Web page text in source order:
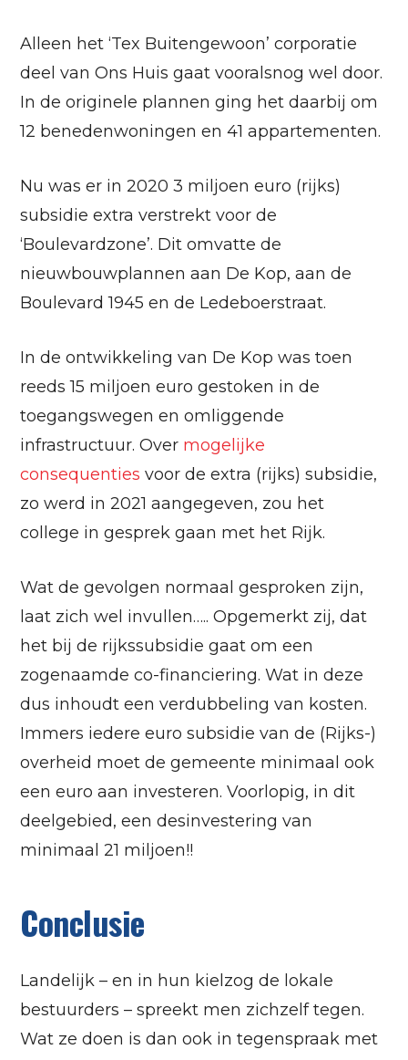
Alleen het ‘Tex Buitengewoon’ corporatie
deel van Ons Huis gaat vooralsnog wel door.
In de originele plannen ging het daarbij om
12 benedenwoningen en 41 appartementen.
Nu was er in 2020 3 miljoen euro (rijks)
subsidie extra verstrekt voor de
‘Boulevardzone’. Dit omvatte de
nieuwbouwplannen aan De Kop, aan de
Boulevard 1945 en de Ledeboerstraat.
In de ontwikkeling van De Kop was toen
reeds 15 miljoen euro gestoken in de
toegangswegen en omliggende
infrastructuur. Over mogelijke
consequenties voor de extra (rijks) subsidie,
zo werd in 2021 aangegeven, zou het
college in gesprek gaan met het Rijk.
Wat de gevolgen normaal gesproken zijn,
laat zich wel invullen….. Opgemerkt zij, dat
het bij de rijkssubsidie gaat om een
zogenaamde co-financiering. Wat in deze
dus inhoudt een verdubbeling van kosten.
Immers iedere euro subsidie van de (Rijks-)
overheid moet de gemeente minimaal ook
een euro aan investeren. Voorlopig, in dit
deelgebied, een desinvestering van
minimaal 21 miljoen!!
Conclusie
Landelijk – en in hun kielzog de lokale
bestuurders – spreekt men zichzelf tegen.
Wat ze doen is dan ook in tegenspraak met